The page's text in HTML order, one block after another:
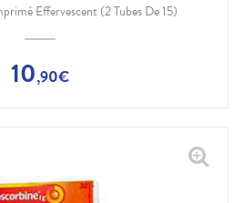
Effervescent (2 Tubes De 15)
10,90€